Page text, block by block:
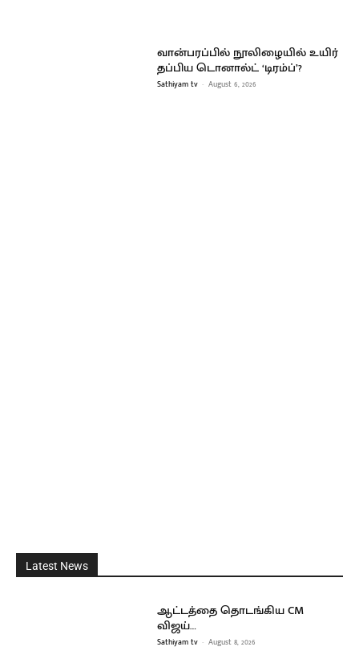
வான்பரப்பில் நூலிழையில் உயிர்
தப்பிய டொனால்ட் ‘டிரம்ப்’?
Sathiyam tv - August 6, 2026
Latest News
ஆட்டத்தை தொடங்கிய CM
விஜய்…
Sathiyam tv - August 8, 2026